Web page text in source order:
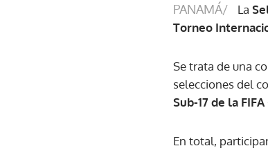
PANAMÁ/ La
Torneo
Se trata de una
selecciones del
Sub-17 de la
En total,